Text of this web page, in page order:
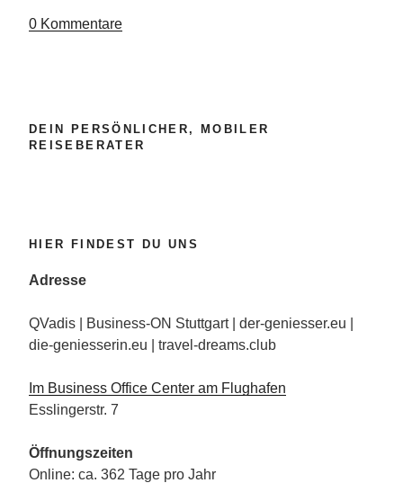
0 Kommentare
DEIN PERSÖNLICHER, MOBILER
REISEBERATER
HIER FINDEST DU UNS
Adresse
QVadis | Business-ON Stuttgart | der-geniesser.eu |
die-geniesserin.eu | travel-dreams.club
Im Business Office Center am Flughafen
Esslingerstr. 7
Öffnungszeiten
Online: ca. 362 Tage pro Jahr